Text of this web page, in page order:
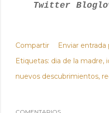
Twitter
Compartir
Enviar
Etiquetas: dia de la madre
nuevos descubrimientos